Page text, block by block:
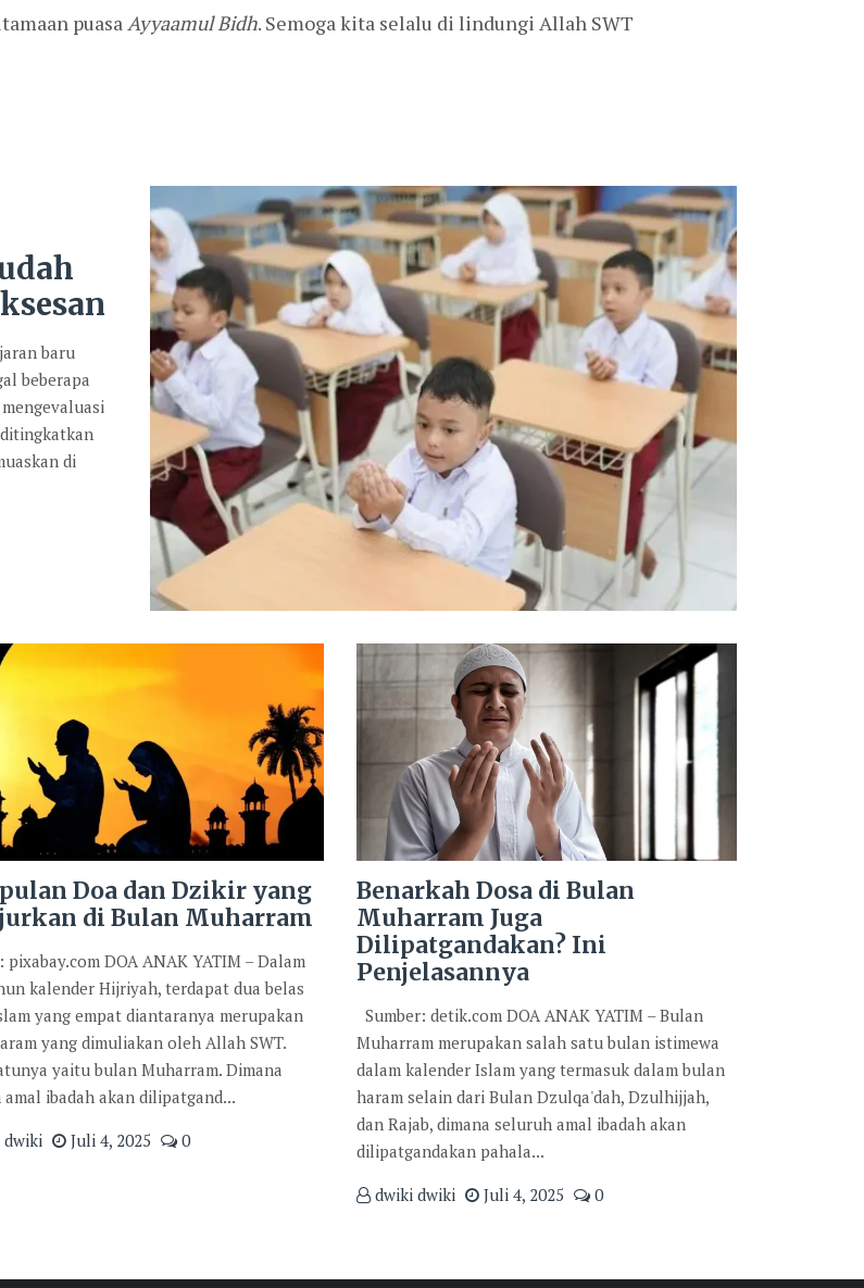
puasa Ayyaamul Bidh. Semoga kita selalu di lindungi Allah SWT
baru
beberapa
di
Doa dan Dzikir yang
di Bulan Muharram
pixabay.com DOA ANAK YATIM – Dalam
kalender Hijriyah, terdapat dua belas
yang empat diantaranya merupakan
yang dimuliakan oleh Allah SWT.
yaitu bulan Muharram. Dimana
ibadah akan dilipatgand...
dwiki
Juli 4, 2025 0
Benarkah Dosa di Bulan
Muharram Juga
Dilipatgandakan? Ini
Penjelasannya
Sumber: detik.com DOA ANAK YATIM – Bulan
Muharram merupakan salah satu bulan istimewa
dalam kalender Islam yang termasuk dalam bulan
haram selain dari Bulan Dzulqa'dah, Dzulhijjah,
dan Rajab, dimana seluruh amal ibadah akan
dilipatgandakan pahala...
dwiki dwiki
Juli 4, 2025 0